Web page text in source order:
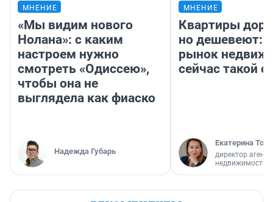
МНЕНИЕ
«Мы видим нового
Нолана»: с каким
настроем нужно
смотреть «Одиссею»,
чтобы она не
выглядела как фиаско
Надежда Губарь
МНЕНИЕ
Квартиры
но дешевеют:
рынок
сейчас такой
Екатерина
директор
недвижимости